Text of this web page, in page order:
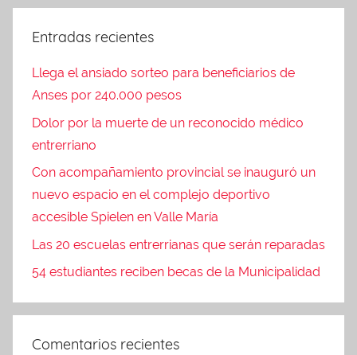
Entradas recientes
Llega el ansiado sorteo para beneficiarios de
Anses por 240.000 pesos
Dolor por la muerte de un reconocido médico
entrerriano
Con acompañamiento provincial se inauguró un
nuevo espacio en el complejo deportivo
accesible Spielen en Valle María
Las 20 escuelas entrerrianas que serán reparadas
54 estudiantes reciben becas de la Municipalidad
Comentarios recientes